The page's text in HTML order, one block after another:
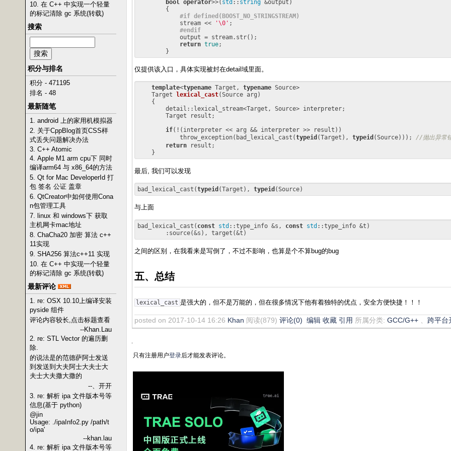
10. 在 C++ 中实现一个轻量
的标记清除 gc 系统(转载)
搜索
积分与排名
积分 - 471195
排名 - 48
最新随笔
1. android 上的家用机模拟器
2. 关于CppBlog首页CSS样
式丢失问题解决办法
3. C++ Atomic
4. Apple M1 arm cpu下 同时
编译arm64 与 x86_64的方法
5. Qt for Mac DeveloperId 打
包 签名 公证 盖章
6. QtCreator中如何使用Cona
n包管理工具
7. linux 和 windows下 获取
主机网卡mac地址
8. ChaCha20 加密 算法 c++
11实现
9. SHA256 算法c++11 实现
10. 在 C++ 中实现一个轻量
的标记清除 gc 系统(转载)
最新评论
1. re: OSX 10.10上编译安装
pyside 组件
评论内容较长,点击标题查看
--Khan.Lau
2. re: STL Vector 的遍历删
除.
的说法是的范德萨阿士发送
到发送到大夫阿士大夫士大
夫士大夫撒大撒的
--、开开
3. re: 解析 ipa 文件版本号等
信息(基于 python)
@jin
Usage: ./ipaInfo2.py /path/t
o/ipa'
--khan.lau
4. re: 解析 ipa 文件版本号等
bool operator>>( std :: string &output)
        {
#if defined(BOOST_NO_STRINGSTREAM)
            stream <<
'\0' ;
#endif
            output = stream.str();
return true;
仅提供该入口，具体实现被封在detail域里面。
template<typename Target, typename Source>
Target
lexical_cast(Source arg)
{
        detail::lexical_stream<Target, Source> interpreter;
        Target result;
if(!(interpreter << arg && interpreter >> result))
            throw_exception(bad_lexical_cast(
typeid (Target), typeid (Source))); //抛出异常
return result;
最后, 我们可以发现
bad_lexical_cast(typeid (Target), typeid
与上面
bad_lexical_cast( const std ::type_info &s, const std ::type_info &t)
之间的区别，在我看来是写倒了，不过不影响，也算是个不算bug的bug
五、总结
lexical_cast 是强大的，但不是万能的，但在很多情况下他有着独特的优点，安全方便快捷！！！
posted on 2017-10-14 16:26 Khan 阅读(879) 评论(0) 编辑 收藏 引用 所属分类: GCC/G++ 跨平台
只有注册用户登录后才能发表评论。